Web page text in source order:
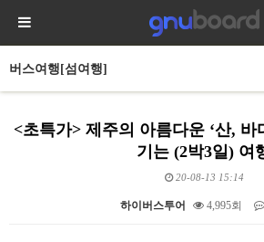
버스여행[섬여행]
<초특가> 제주의 아름다운 ‘산, 바
기는 (2박3일) 여
20-08-13 15:14
하이버스투어 4,995회